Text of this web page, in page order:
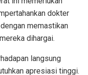
dokter
memastikan
dihargai.
langsung
apresiasi tinggi.